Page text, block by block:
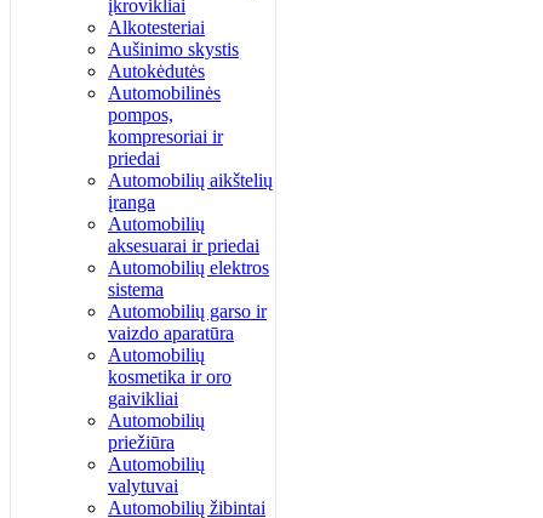
įkrovikliai
Alkotesteriai
Aušinimo skystis
Autokėdutės
Automobilinės
pompos,
kompresoriai ir
priedai
Automobilių aikštelių
įranga
Automobilių
aksesuarai ir priedai
Automobilių elektros
sistema
Automobilių garso ir
vaizdo aparatūra
Automobilių
kosmetika ir oro
gaivikliai
Automobilių
priežiūra
Automobilių
valytuvai
Automobilių žibintai